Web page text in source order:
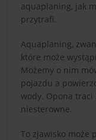
aquaplaning, jak
przytrafi.
Aquaplaning,
które może
Możemy o nim
pojazdu a
wody. Opona traci
niesterowne.
To zjawisko może